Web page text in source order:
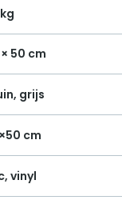
50 cm
grijs
cm
vinyl